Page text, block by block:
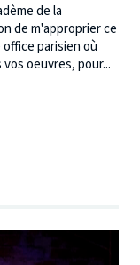
de la
de m'approprier ce
parisien où
oeuvres, pour...